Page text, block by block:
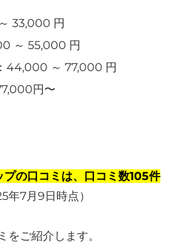
33,000 円
～ 55,000 円
44,000 ～ 77,000 円
円〜
の口コミは、口コミ数105件
年7月9日時点）
をご紹介します。